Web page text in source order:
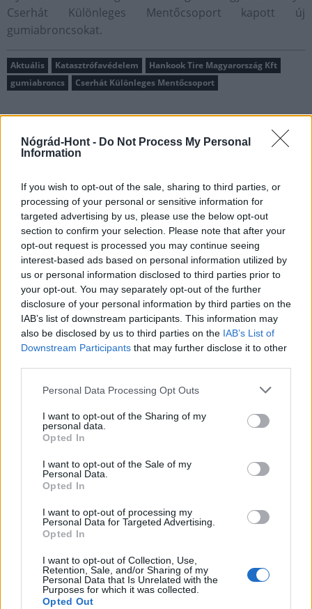
Nógrád-Hont - Do Not Process My Personal
Information
If you wish to opt-out of the sale, sharing to third parties, or
processing of your personal or sensitive information for
targeted advertising by us, please use the below opt-out
section to confirm your selection. Please note that after your
opt-out request is processed you may continue seeing
interest-based ads based on personal information utilized by
us or personal information disclosed to third parties prior to
your opt-out. You may separately opt-out of the further
disclosure of your personal information by third parties on the
IAB’s list of downstream participants. This information may
also be disclosed by us to third parties on the IAB’s List of
Downstream Participants that may further disclose it to other
Please note that this website/app uses one or more Google
not limited to your visit or usage behaviour. You may click to
grant or deny consent to Google and its third-party tags to
use your data for below specified purposes in below Google
consent section.
Personal Data Processing Opt Outs
I want to opt-out of the Sharing of my
personal data.
Opted In
I want to opt-out of the Sale of my
Personal Data.
Opted In
I want to opt-out of processing my
Personal Data for Targeted Advertising.
Opted In
I want to opt-out of Collection, Use,
Retention, Sale, and/or Sharing of my
Personal Data that Is Unrelated with the
Purposes for which it was collected.
Opted Out
Cserhát Különleges Mentőcsoport kapott új
gumiabroncsokat.
Aktuális Katasztrófavédelem
Hankook Tire Magyarország Kft
gumiabroncs
Cserhát Különleges Mentőcsoport
AJÁNLJUK MÉG
MAGYAR ÉPÍTŐK
Belváros-Lipótváros
játszótér
Város-Teampannon Kereskedelmi és Szolgáltató Kft.
Újragondolják Lipótváros rejtett, zöld parkját
Indulhat a Honvéd tér megújításának tervezése, ahol a
klímatudatos gondolkodás és a helyi identitás erősítése kerül a
középpontba.
Történelmi táj, amelynek minden köve